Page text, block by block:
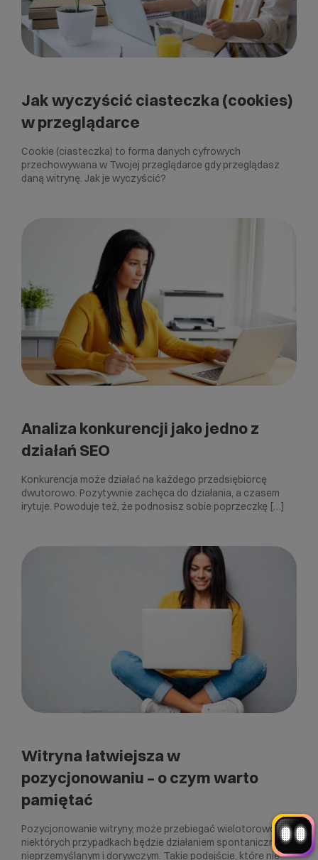
Jak wyczyścić ciasteczka (cookies)
w przeglądarce
Cookie (ciasteczka) to forma danych cyfrowych
przechowywana w Twojej przeglądarce gdy przeglądasz
daną witrynę. Jak je wyczyścić?
Analiza konkurencji jako jedno z
działań SEO
Konkurencja może działać na każdego przedsiębiorcę
dwutorowo. Pozytywnie zachęca do działania, a czasem
irytuje. Powoduje też, że podnosisz sobie poprzeczkę […]
Witryna łatwiejsza w
pozycjonowaniu – o czym warto
pamiętać
Pozycjonowanie witryny, może przebiegać wielotorowo. W
niektórych przypadkach będzie działaniem spontanicznym,
nieprzemyślanym i dorywczym. Takie podejście, które nie
Witaj! Jestem robo_Folks.
W czym mogę pomóc?
Kliknij kafelek albo napisz wiadomość
— znajdziemy rozwiązanie